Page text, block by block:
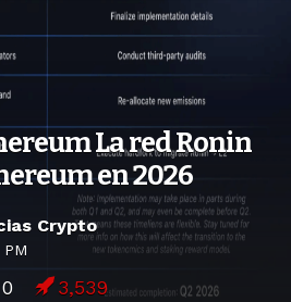
La red Ronin
en 2026
Crypto
0 3,539